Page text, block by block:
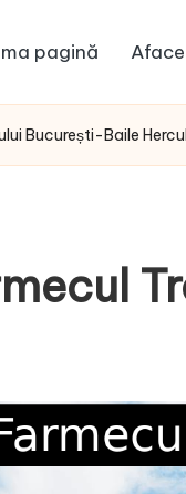
pagină
București-Baile